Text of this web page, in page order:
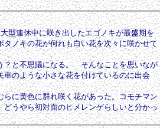
連休中に咲き出したエゴノキが最盛期を
ノキの花が何れも白い花を次々に咲かせて
と不思議になる。 そんなことを思いなが
のような小さな花を付けているのに出会
に黄色に群れ咲く花があった。コモチマン
うやら初対面のヒメレンゲらしいと分かっ